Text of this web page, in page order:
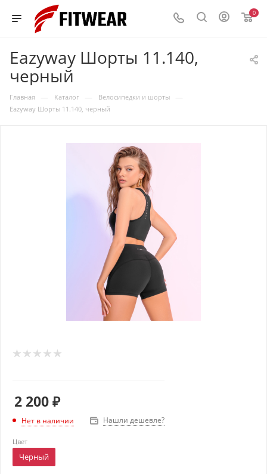
0
Eazyway Шорты 11.140,
черный
Главная — Каталог — Велосипедки и шорты —
Eazyway Шорты 11.140, черный
2 200₽
Нет в наличии Нашли дешевле?
Цвет
Черный